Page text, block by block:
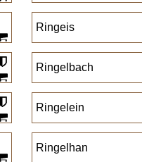
Ringeis
Ringelbach
Ringelein
Ringelhan